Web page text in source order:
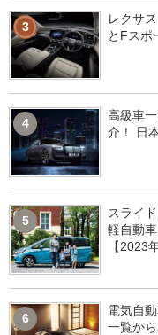
3
レクサ
とFスポ
4
高級車
介！ 日
5
スライ
軽自動
【2023
6
電気自
一覧か